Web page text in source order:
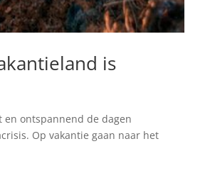
is
en ontspannend de dagen
Op vakantie gaan naar het